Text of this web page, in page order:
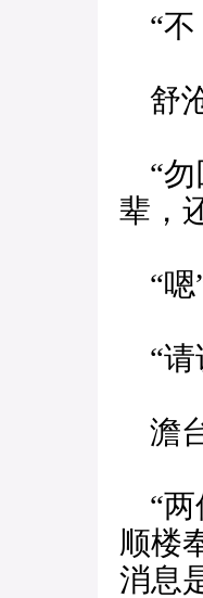
“不
舒
“勿
辈，
“嗯
“请
澹
“两
顺楼
消息